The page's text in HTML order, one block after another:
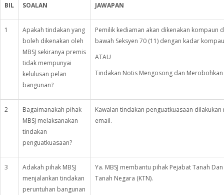
BIL SOALAN JAWAPAN
1
Apakah tindakan yang
boleh dikenakan oleh
MBSJ sekiranya premis
tidak mempunyai
kelulusan pelan
bangunan?
Pemilik kediaman akan dikenakan kompaun
bawah Seksyen 70 (11) dengan kadar
ATAU
Tindakan Notis Mengosong dan
2
Bagaimanakah pihak
MBSJ melaksanakan
tindakan
penguatkuasaan?
Kawalan tindakan penguatkuasaan
email.
3
Adakah pihak MBSJ
menjalankan tindakan
peruntuhan bangunan
Ya. MBSJ membantu pihak Pejabat Tanah
Tanah Negara (KTN).